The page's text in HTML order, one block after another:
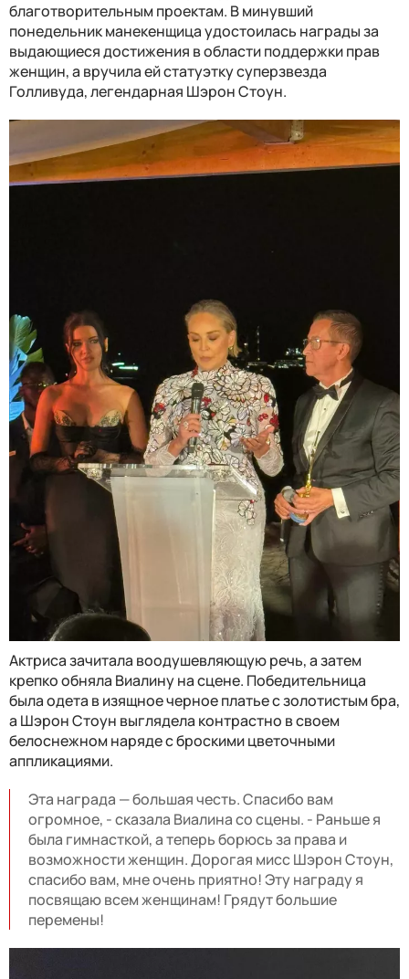
благотворительным проектам. В минувший
понедельник манекенщица удостоилась награды за
выдающиеся достижения в области поддержки прав
женщин, а вручила ей статуэтку суперзвезда
Голливуда, легендарная Шэрон Стоун.
Актриса зачитала воодушевляющую речь, а затем
крепко обняла Виалину на сцене. Победительница
была одета в изящное черное платье с золотистым бра,
а Шэрон Стоун выглядела контрастно в своем
белоснежном наряде с броскими цветочными
аппликациями.
Эта награда — большая честь. Спасибо вам
огромное, - сказала Виалина со сцены. - Раньше я
была гимнасткой, а теперь борюсь за права и
возможности женщин. Дорогая мисс Шэрон Стоун,
спасибо вам, мне очень приятно! Эту награду я
посвящаю всем женщинам! Грядут большие
перемены!